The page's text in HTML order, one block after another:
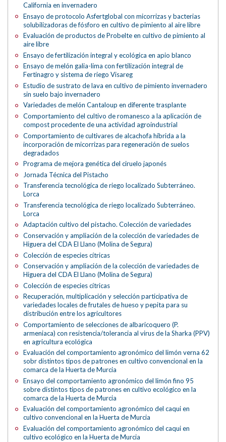
California en invernadero
Ensayo de protocolo Asfertglobal con micorrizas y bacterias
solubilizadoras de fósforo en cultivo de pimiento al aire libre
Evaluación de productos de Probelte en cultivo de pimiento al
aire libre
Ensayo de fertilización integral y ecológica en apio blanco
Ensayo de melón galia-lima con fertilización integral de
Fertinagro y sistema de riego Visareg
Estudio de sustrato de lava en cultivo de pimiento invernadero
sin suelo bajo invernadero
Variedades de melón Cantaloup en diferente trasplante
Comportamiento del cultivo de romanesco a la aplicación de
compost procedente de una actividad agroindustrial
Comportamiento de cultivares de alcachofa híbrida a la
incorporación de micorrizas para regeneración de suelos
degradados
Programa de mejora genética del ciruelo japonés
Jornada Técnica del Pistacho
Transferencia tecnológica de riego localizado Subterráneo.
Lorca
Transferencia tecnológica de riego localizado Subterráneo.
Lorca
Adaptación cultivo del pistacho. Colección de variedades
Conservación y ampliación de la colección de variedades de
Higuera del CDA El Llano (Molina de Segura)
Colección de especies cítricas
Conservación y ampliación de la colección de variedades de
Higuera del CDA El Llano (Molina de Segura)
Colección de especies cítricas
Recuperación, multiplicación y selección participativa de
variedades locales de frutales de hueso y pepita para su
distribución entre los agricultores
Comportamiento de selecciones de albaricoquero (P.
armeniaca) con resistencia/tolerancia al virus de la Sharka (PPV)
en agricultura ecológica
Evaluación del comportamiento agronómico del limón verna 62
sobr distintos tipos de patrones en cultivo convencional en la
comarca de la Huerta de Murcia
Ensayo del comportamiento agronómico del limón fino 95
sobre distintos tipos de patrones en cultivo ecológico en la
comarca de la Huerta de Murcia
Evaluación del comportamiento agronómico del caqui en
cultivo convencional en la Huerta de Murcia
Evaluación del comportamiento agronómico del caqui en
cultivo ecológico en la Huerta de Murcia